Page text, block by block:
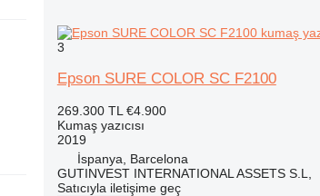
3
Epson SURE COLOR SC F2100
269.300 TL €4.900
Kumaş yazıcısı
2019
İspanya, Barcelona
GUTINVEST INTERNATIONAL ASSETS S.L,
Satıcıyla iletişime geç